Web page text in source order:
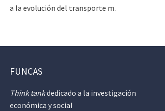
a la evolución del transporte m.
FUNCAS
Think tankdedicado a la investigación
económica y social